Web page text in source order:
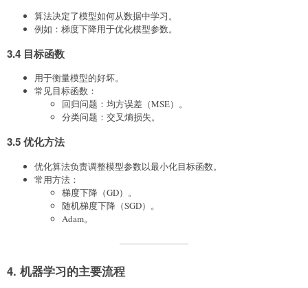
算法决定了模型如何从数据中学习。
例如：梯度下降用于优化模型参数。
3.4 目标函数
用于衡量模型的好坏。
常见目标函数：
回归问题：均方误差（MSE）。
分类问题：交叉熵损失。
3.5 优化方法
优化算法负责调整模型参数以最小化目标函数。
常用方法：
梯度下降（GD）。
随机梯度下降（SGD）。
Adam。
4. 机器学习的主要流程